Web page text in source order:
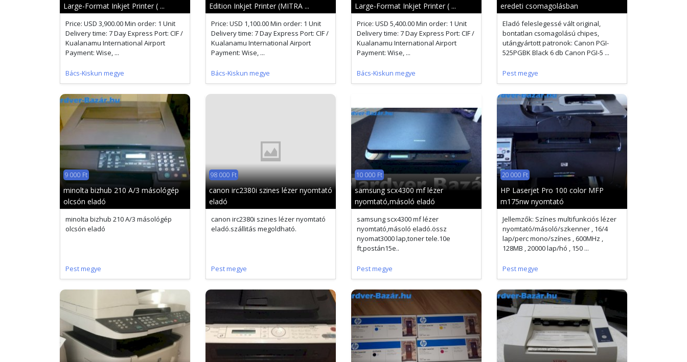
Large-Format Inkjet Printer ( ...
Price: USD 3,900.00 Min order: 1 Unit
Delivery time: 7 Day Express Port: CIF /
Kualanamu International Airport
Payment: Wise, ...
Bács-Kiskun megye
Edition Inkjet Printer (MITRA ...
Price: USD 1,100.00 Min order: 1 Unit
Delivery time: 7 Day Express Port: CIF /
Kualanamu International Airport
Payment: Wise, ...
Bács-Kiskun megye
Large-Format Inkjet Printer ( ...
Price: USD 5,400.00 Min order: 1 Unit
Delivery time: 7 Day Express Port: CIF /
Kualanamu International Airport
Payment: Wise, ...
Bács-Kiskun megye
eredeti csomagolásban
Eladó feleslegessé vált original,
bontatlan csomagolású chipes,
utángyártott patronok: Canon PGI-
525PGBK Black 6 db Canon PGI-5 ...
Pest megye
9 000 Ft
minolta bizhub 210 A/3 másológép
olcsón eladó
minolta bizhub 210 A/3 másológép
olcsón eladó
Pest megye
98 000 Ft
canon irc2380i szines lézer nyomtató
eladó
canon irc2380i szines lézer nyomtató
eladó.szállitás megoldható.
Pest megye
10 000 Ft
samsung scx4300 mf lézer
nyomtató,másoló eladó
samsung scx4300 mf lézer
nyomtató,másoló eladó.össz
nyomat3000 lap,toner tele.10e
ft,postán15e..
Pest megye
20 000 Ft
HP Laserjet Pro 100 color MFP
m175nw nyomtató
Jellemzők: Színes multifunkciós lézer
nyomtató/másoló/szkenner , 16/4
lap/perc mono/színes , 600MHz ,
128MB , 20000 lap/hó , 150 ...
Pest megye